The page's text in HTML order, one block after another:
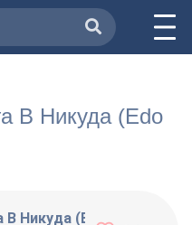
В Никуда (Edo
Никуда (Edo Remix)